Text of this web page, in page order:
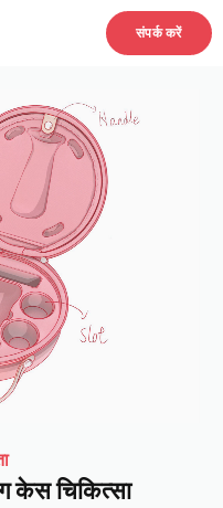
संपर्क करें
केस चिकित्सा